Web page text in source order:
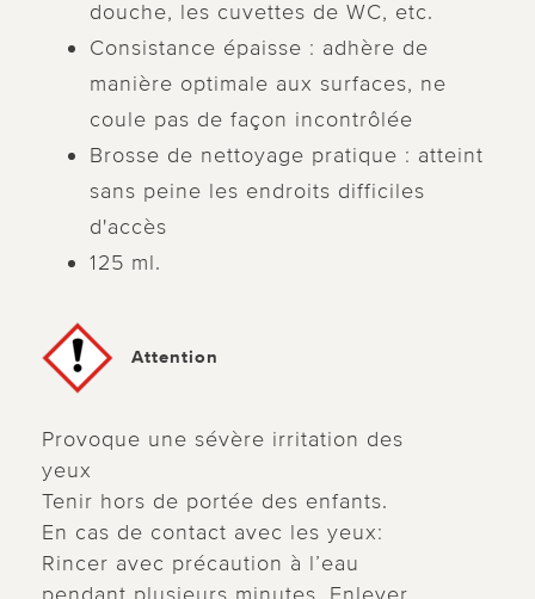
douche, les cuvettes de WC, etc.
Consistance épaisse : adhère de
manière optimale aux surfaces, ne
coule pas de façon incontrôlée
Brosse de nettoyage pratique : atteint
sans peine les endroits difficiles
d'accès
125 ml.
Attention
Provoque une sévère irritation des
yeux
Tenir hors de portée des enfants.
En cas de contact avec les yeux:
Rincer avec précaution à l’eau